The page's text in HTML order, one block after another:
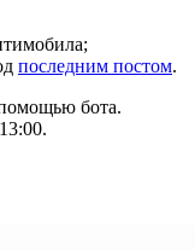
последним постом.
бота.